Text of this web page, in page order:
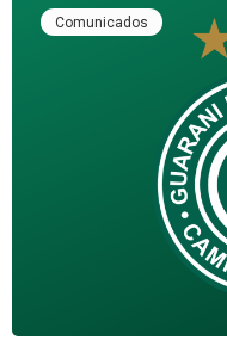
Comunicados